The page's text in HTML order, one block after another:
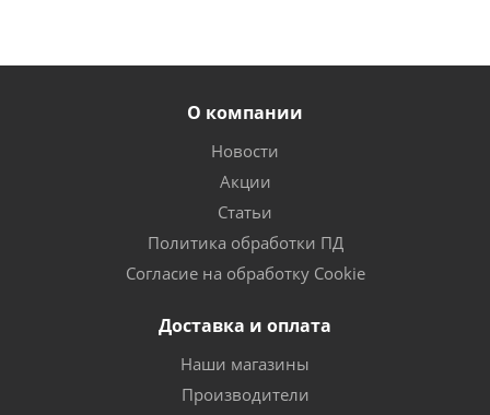
О компании
Новости
Акции
Статьи
Политика обработки ПД
Согласие на обработку Cookie
Доставка и оплата
Наши магазины
Производители